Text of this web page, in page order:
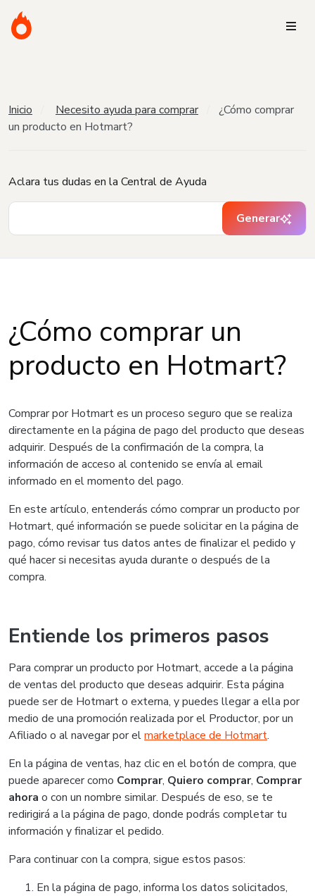
Inicio Necesito ayuda para comprar
¿Cómo comprar
un producto en Hotmart?
Aclara tus dudas en la Central de Ayuda
Generar
¿Cómo comprar un
producto en Hotmart?
Comprar por Hotmart es un proceso seguro que se realiza
directamente en la página de pago del producto que deseas
adquirir. Después de la confirmación de la compra, la
información de acceso al contenido se envía al email
informado en el momento del pago.
En este artículo, entenderás cómo comprar un producto por
Hotmart, qué información se puede solicitar en la página de
pago, cómo revisar tus datos antes de finalizar el pedido y
qué hacer si necesitas ayuda durante o después de la
compra.
Entiende los primeros pasos
Para comprar un producto por Hotmart, accede a la página
de ventas del producto que deseas adquirir. Esta página
puede ser de Hotmart o externa, y puedes llegar a ella por
medio de una promoción realizada por el Productor, por un
Afiliado o al navegar por elmarketplace de Hotmart.
En la página de ventas, haz clic en el botón de compra, que
puede aparecer como Comprar, Quiero comprar, Comprar
ahora o con un nombre similar. Después de eso, se te
redirigirá a la página de pago, donde podrás completar tu
información y finalizar el pedido.
Para continuar con la compra, sigue estos pasos:
En la página de pago, informa los datos solicitados,